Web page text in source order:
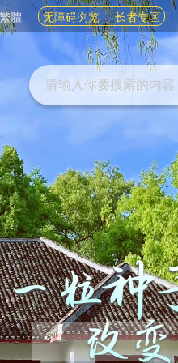
繁體 无障碍浏览 长者专区